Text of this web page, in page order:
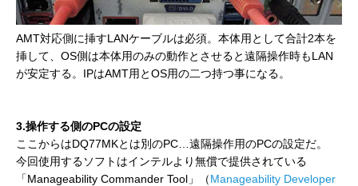
AMT対応側に挿すLANケーブルは必須。本体用として合計2本を
挿して、OS側は本体用のみの動作とさせると遠隔操作時もLAN
が安定する。IPはAMT用とOS用の二つ持つ事になる。
3.操作する側のPCの設定
ここからはDQ77MKとは別のPC…遠隔操作用のPCの設定だ。
今回使用するソフトはインテルより無償で提供されている
「Manageability Commander Tool」（Manageability Developer